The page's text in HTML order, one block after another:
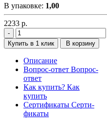
В упаковке: 1,00
2233 р.
Купить в 1 клик В корзину
Описание
Вопрос-ответ Вопрос-
ответ
Как купить? Как
купить
Сертификаты Серти-
фикаты